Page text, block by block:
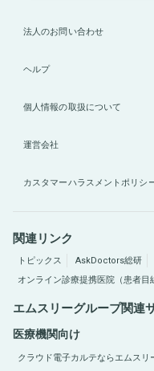
法人のお問い合わせ
ヘルプ
個人情報の取扱について
運営会社
カスタマーハラスメントポリシ
関連リンク
トピックス
AskDoctors総研
オンライン診療提携医院（患者目
エムスリーグループ関連
医療機関向け
クラウド電子カルテならエムスリ